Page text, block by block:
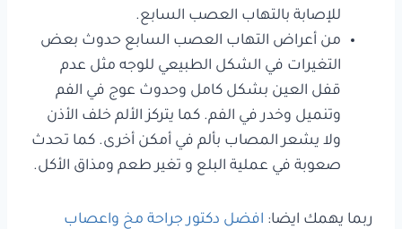
للإصابة بالتهاب العصب السابع.
من أعراض التهاب العصب السابع حدوث بعض
التغيرات في الشكل الطبيعي للوجه مثل عدم
قفل العين بشكل كامل وحدوث عوج في الفم
وتنميل وخدر في الفم. كما يتركز الألم خلف الأذن
ولا يشعر المصاب بألم في أمكن أخرى. كما تحدث
صعوبة في عملية البلع و تغير طعم ومذاق الأكل.
ربما يهمك ايضا: افضل دكتور جراحة مخ واعصاب